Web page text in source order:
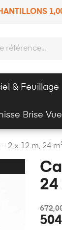
& Feuillage
Brise
2 × 12 m, 24
24